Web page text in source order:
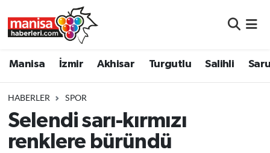
Manisa İzmir Akhisar Turgutlu Salihli
HABERLER SPOR
Selendi sarı-kırmızı
renklere büründü
Turgutlu
Manisa Nöbetçi Eczaneler
Manisa Trafik Yoğunluk Haritası